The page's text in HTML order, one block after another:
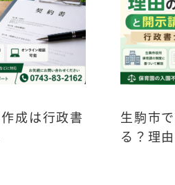
成は行政書
生駒市
る？理